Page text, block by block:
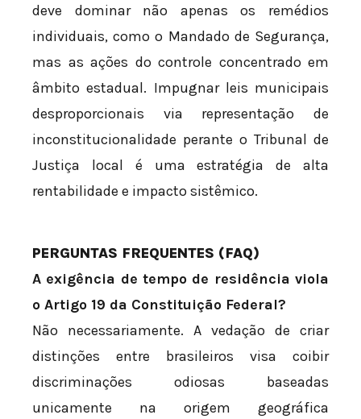
deve dominar não apenas os remédios
individuais, como o Mandado de Segurança,
mas as ações do controle concentrado em
âmbito estadual. Impugnar leis municipais
desproporcionais via representação de
inconstitucionalidade perante o Tribunal de
Justiça local é uma estratégia de alta
rentabilidade e impacto sistêmico.
PERGUNTAS FREQUENTES (FAQ)
A exigência de tempo de residência viola
o Artigo 19 da Constituição Federal?
Não necessariamente. A vedação de criar
distinções entre brasileiros visa coibir
discriminações odiosas baseadas
unicamente na origem geográfica